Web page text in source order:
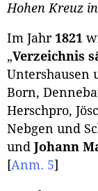
Hohen Kreuz
Im Jahr 1821
„Verzeichnis
Untershausen
Born,
Herschpro,
Nebgen und
und Johann
[Anm. 5]